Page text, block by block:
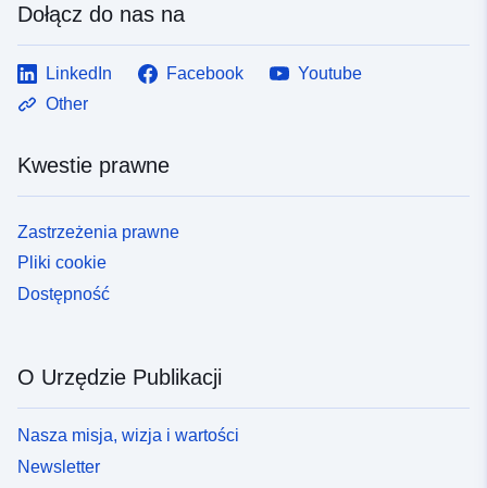
Dołącz do nas na
LinkedIn Facebook
Youtube
Other
Kwestie prawne
Zastrzeżenia prawne
Pliki cookie
Dostępność
O Urzędzie Publikacji
Nasza misja, wizja i wartości
Newsletter